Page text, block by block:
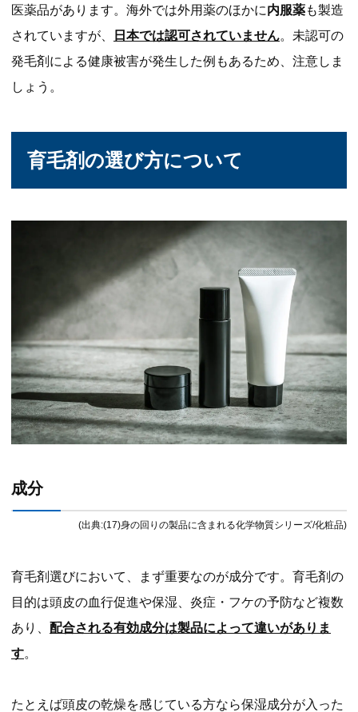
医薬品があります。海外では外用薬のほかに内服薬も製造
されていますが、
日本では認可されていません。未認可の
発毛剤による健康被害が発生した例もあるため、注意しま
しょう。
育毛剤の選び方について
成分
(出典:(17)身の回りの製品に含まれる化学物質シリーズ/化粧品)
育毛剤選びにおいて、まず重要なのが成分です。育毛剤の
目的は頭皮の血行促進や保湿、炎症・フケの予防など複数
あり、 配合される有効成分は製品によって違いがありま
す。
たとえば頭皮の乾燥を感じている方なら保湿成分が入った